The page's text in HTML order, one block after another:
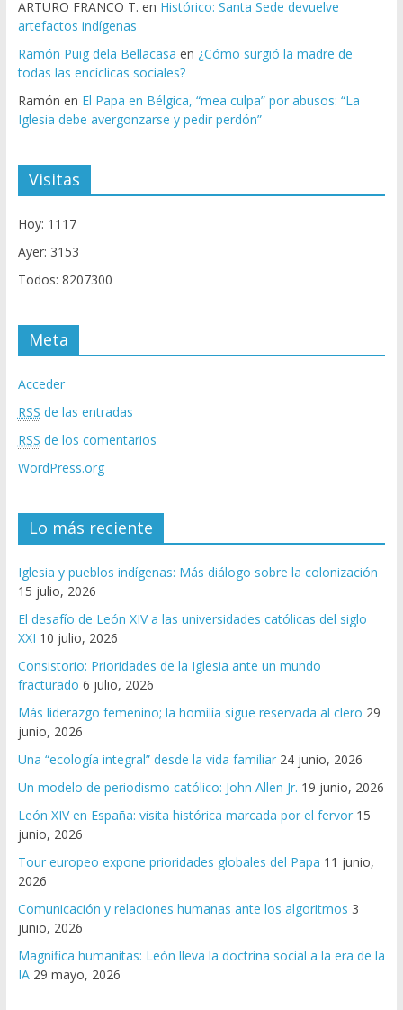
ARTURO FRANCO T. en Histórico: Santa Sede devuelve
artefactos indígenas
Ramón Puig dela Bellacasa en ¿Cómo surgió la madre de
todas las encíclicas sociales?
Ramón en El Papa en Bélgica, “mea culpa” por abusos: “La
Iglesia debe avergonzarse y pedir perdón”
Visitas
Hoy: 1117
Ayer: 3153
Todos: 8207300
Meta
Acceder
RSS de las entradas
RSS de los comentarios
WordPress.org
Lo más reciente
Iglesia y pueblos indígenas: Más diálogo sobre la colonización
15 julio, 2026
El desafío de León XIV a las universidades católicas del siglo
XXI 10 julio, 2026
Consistorio: Prioridades de la Iglesia ante un mundo
fracturado 6 julio, 2026
Más liderazgo femenino; la homilía sigue reservada al clero 29
junio, 2026
Una “ecología integral” desde la vida familiar 24 junio, 2026
Un modelo de periodismo católico: John Allen Jr. 19 junio, 2026
León XIV en España: visita histórica marcada por el fervor 15
junio, 2026
Tour europeo expone prioridades globales del Papa 11 junio,
2026
Comunicación y relaciones humanas ante los algoritmos 3
junio, 2026
Magnifica humanitas: León lleva la doctrina social a la era de la
IA 29 mayo, 2026